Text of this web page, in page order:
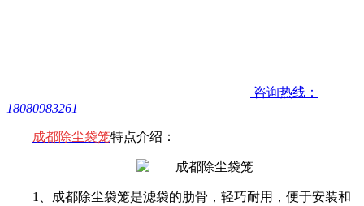
咨询热线：
18080983261
成都除尘袋笼特点介绍：
1、成都除尘袋笼是滤袋的肋骨，轻巧耐用，便于安装和